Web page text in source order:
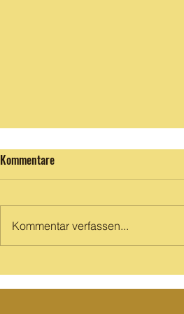
Schnee Februar 2026
Kommentare
Kommentar verfassen...